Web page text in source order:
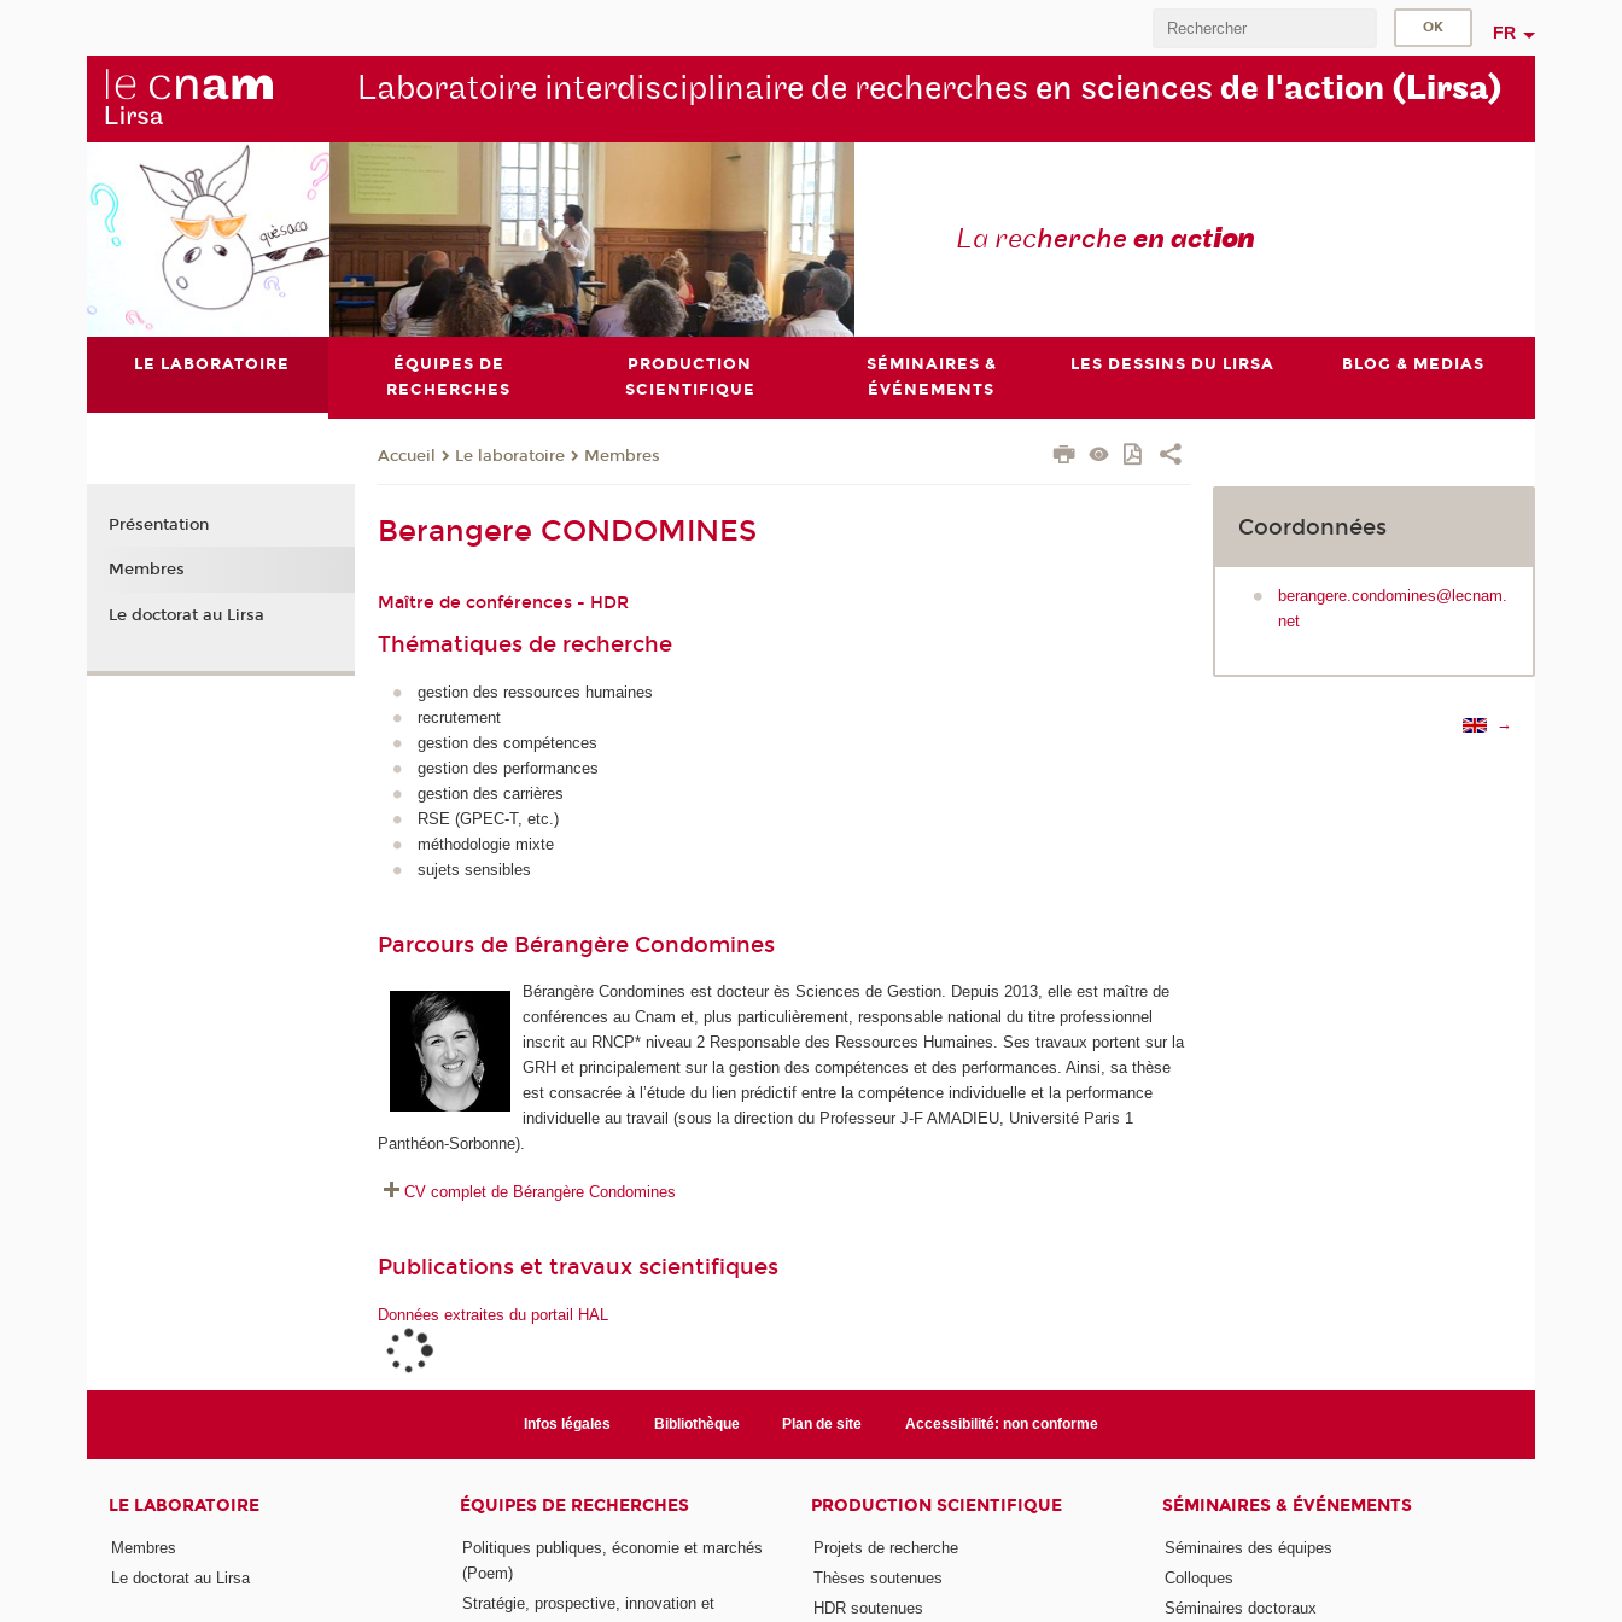
FR
Laboratoire interdisciplinaire de recherches en sciences de l'action (Lirsa)
La recherche en action
LE LABORATOIRE
ÉQUIPES DE
RECHERCHES
PRODUCTION
SCIENTIFIQUE
SÉMINAIRES &
ÉVÉNEMENTS
LES DESSINS DU LIRSA BLOG & MEDIAS
Accueil Le laboratoire Membres
Berangere CONDOMINES
Maître de conférences - HDR
Thématiques de recherche
gestion des ressources humaines
recrutement
gestion des compétences
gestion des performances
gestion des carrières
RSE (GPEC-T, etc.)
méthodologie mixte
sujets sensibles
Parcours de Bérangère Condomines
Bérangère Condomines est docteur ès Sciences de Gestion. Depuis 2013, elle est maître de
conférences au Cnam et, plus particulièrement, responsable national du titre professionnel
inscrit au RNCP* niveau 2 Responsable des Ressources Humaines. Ses travaux portent sur la
GRH et principalement sur la gestion des compétences et des performances. Ainsi, sa thèse
est consacrée à l’étude du lien prédictif entre la compétence individuelle et la performance
individuelle au travail (sous la direction du Professeur J-F AMADIEU, Université Paris 1
Panthéon-Sorbonne).
CV complet de Bérangère Condomines
Publications et travaux scientifiques
Données extraites du portail HAL
Coordonnées
berangere.condomines@lecnam.
net
→
Présentation
Membres
Le doctorat au Lirsa
Infos légales Bibliothèque Plan de site Accessibilité: non conforme
LE LABORATOIRE
Membres
Le doctorat au Lirsa
ÉQUIPES DE RECHERCHES
Politiques publiques, économie et marchés
(Poem)
Stratégie, prospective, innovation et
PRODUCTION SCIENTIFIQUE
Projets de recherche
Thèses soutenues
HDR soutenues
SÉMINAIRES & ÉVÉNEMENTS
Séminaires des équipes
Colloques
Séminaires doctoraux